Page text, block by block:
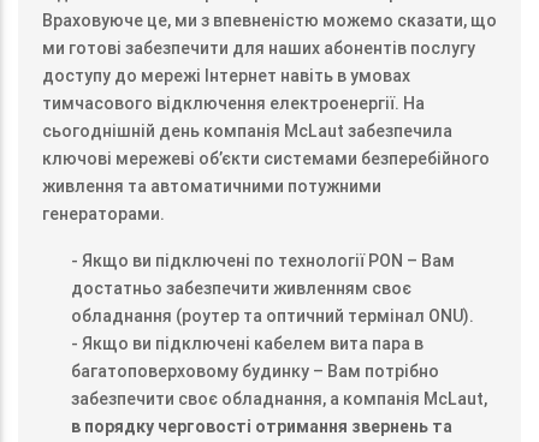
Враховуюче це, ми з впевненістю можемо сказати, що
ми готові забезпечити для наших абонентів послугу
доступу до мережі Інтернет навіть в умовах
тимчасового відключення електроенергії. На
сьогоднішній день компанія McLaut забезпечила
ключові мережеві об’єкти системами безперебійного
живлення та автоматичними потужними
генераторами.
- Якщо ви підключені по технології PON – Вам
достатньо забезпечити живленням своє
обладнання (роутер та оптичний термінал ONU).
- Якщо ви підключені кабелем вита пара в
багатоповерховому будинку – Вам потрібно
забезпечити своє обладнання, а компанія McLaut,
в порядку черговості отримання звернень та